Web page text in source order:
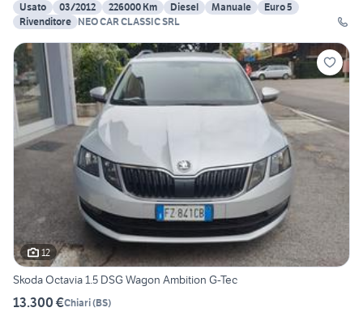
Usato
03/2012 226000 Km Diesel Manuale
Euro 5
Rivenditore NEO CAR CLASSIC SRL
12
Skoda Octavia 1.5 DSG Wagon Ambition G-Tec
13.300 €Chiari(BS)